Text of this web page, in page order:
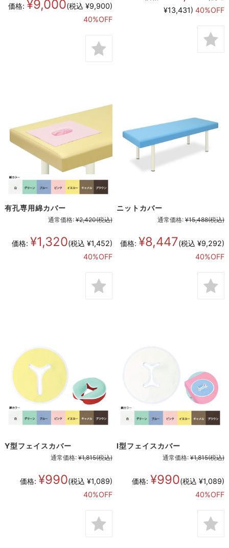
価格: ¥9,000(税込 ¥9,900)
40%OFF
¥13,431) 40%OFF
有孔専用綿カバー
通常価格: ¥2,420(税込)
価格: ¥1,320(税込 ¥1,452)
40%OFF
ニットカバー
通常価格: ¥15,488(税込)
価格: ¥8,447(税込 ¥9,292)
40%OFF
Y型フェイスカバー
通常価格: ¥1,815(税込)
価格: ¥990(税込 ¥1,089)
40%OFF
I型フェイスカバー
通常価格: ¥1,815(税込)
価格: ¥990(税込 ¥1,089)
40%OFF